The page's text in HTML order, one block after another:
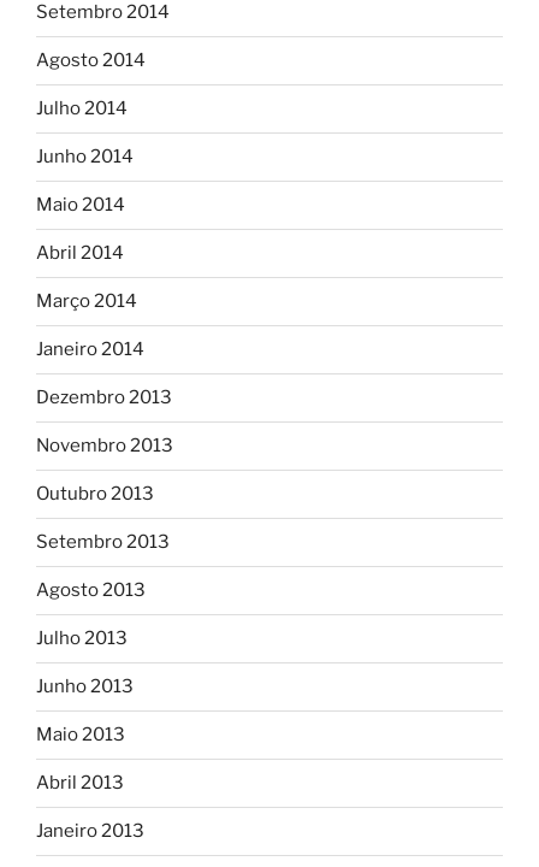
Setembro 2014
Agosto 2014
Julho 2014
Junho 2014
Maio 2014
Abril 2014
Março 2014
Janeiro 2014
Dezembro 2013
Novembro 2013
Outubro 2013
Setembro 2013
Agosto 2013
Julho 2013
Junho 2013
Maio 2013
Abril 2013
Janeiro 2013